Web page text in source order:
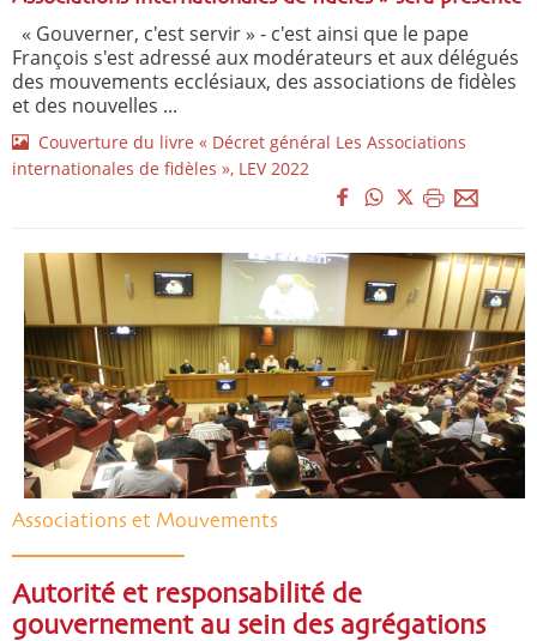
« Gouverner, c'est servir » - c'est ainsi que le pape
François s'est adressé aux modérateurs et aux délégués
des mouvements ecclésiaux, des associations de fidèles
et des nouvelles ...
Couverture du livre « Décret général Les Associations
internationales de fidèles », LEV 2022
Associations et Mouvements
Autorité et responsabilité de
gouvernement au sein des agrégations